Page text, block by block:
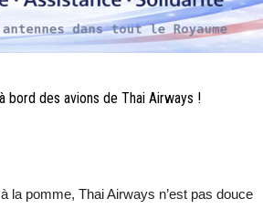
bord des avions de Thai Airways !
la pomme, Thai Airways n’est pas douce